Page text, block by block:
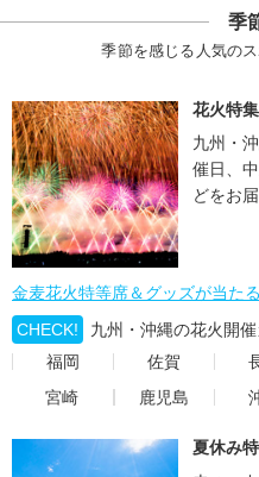
季
季節を感じる人気の
花火特
九州・
催日、
どをお届
金麦花火特等席＆グッズが当たる
CHECK!
九州・沖縄の花火開
福岡
佐賀
宮崎
鹿児島
夏休み